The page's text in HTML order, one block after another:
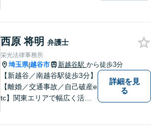
最短で納得の解決へと導ける
よう尽力いたします。【駐車
場近く】
西原 将明 弁護士
栄光法律事務所
埼玉県|越谷市 新越谷駅 から徒歩3分
【新越谷／南越谷駅徒歩3分】
【離婚／交通事故／自己破産e
tc】関東エリアで幅広く活躍
詳細を見
る